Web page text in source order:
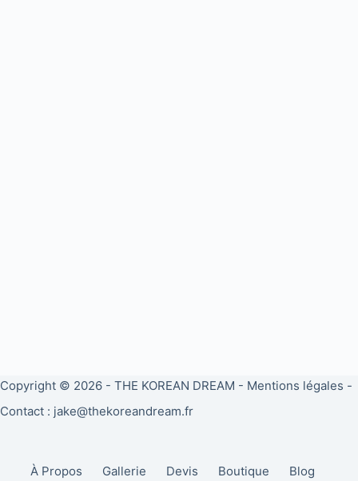
Copyright © 2026 - THE KOREAN DREAM - Mentions légales -
Contact : jake@thekoreandream.fr
À Propos Gallerie Devis Boutique Blog